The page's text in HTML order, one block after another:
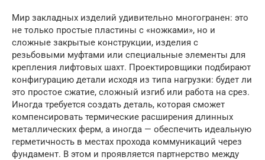
Мир закладных изделий удивительно многогранен: это
не только простые пластины с «ножками», но и
сложные закрытые конструкции, изделия с
резьбовыми муфтами или специальные элементы для
крепления лифтовых шахт. Проектировщики подбирают
конфигурацию детали исходя из типа нагрузки: будет ли
это простое сжатие, сложный изгиб или работа на срез.
Иногда требуется создать деталь, которая сможет
компенсировать термические расширения длинных
металлических ферм, а иногда — обеспечить идеальную
герметичность в местах прохода коммуникаций через
фундамент. В этом и проявляется партнерство между